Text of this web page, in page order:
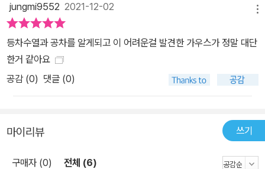
jungmi9552 2021-12-02
등차수열과 공차를 알게되고 이 어려운걸 발견한 가우스가 정말 대단
한거 같아요
공감 (0) 댓글 (0)
마이리뷰 쓰기
구매자 (0) 전체 (6)